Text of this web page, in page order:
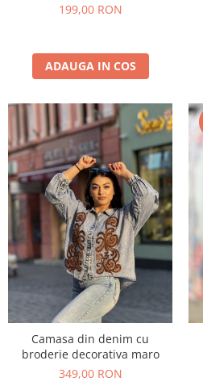
199,00 RON
ADAUGA IN COS
Camasa din denim cu
broderie decorativa maro
349,00 RON